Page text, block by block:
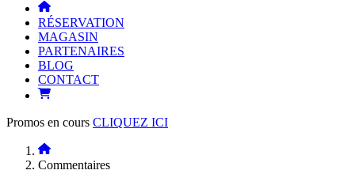
RÉSERVATION
MAGASIN
PARTENAIRES
BLOG
CONTACT
Promos en cours CLIQUEZ ICI
Commentaires